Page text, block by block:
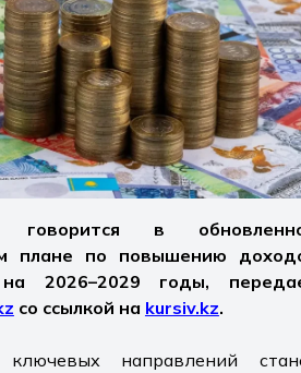
в
плане по повышению
на 2026–2029 годы,
со ссылкой на kursiv.kz.
направлений